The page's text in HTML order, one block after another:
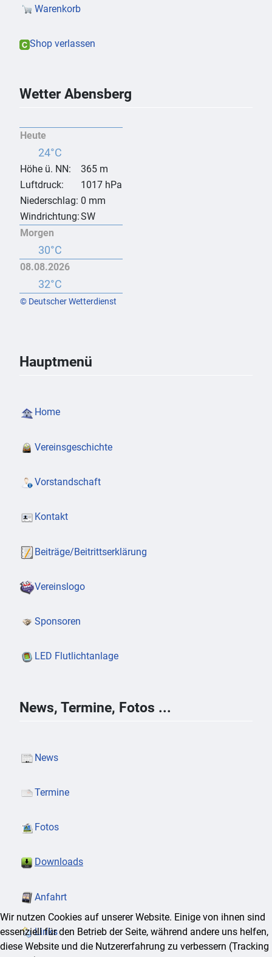
Hauptmenü
Home
Vereinsgeschichte
Vorstandschaft
Kontakt
Beiträge/Beitrittserklärung
Vereinslogo
Sponsoren
LED Flutlichtanlage
News, Termine, Fotos ...
News
Termine
Fotos
Downloads
Anfahrt
Links
Warenkorb
Shop verlassen
Wetter Abensberg
Heute
24°C
Höhe ü. NN:
365 m
Luftdruck:
1017 hPa
Niederschlag: 0 mm
Windrichtung:SW
Morgen
30°C
08.08.2026
32°C
© Deutscher Wetterdienst
Wir nutzen Cookies auf unserer Website. Einige von ihnen sind
essenziell für den Betrieb der Seite, während andere uns helfen,
diese Website und die Nutzererfahrung zu verbessern (Tracking